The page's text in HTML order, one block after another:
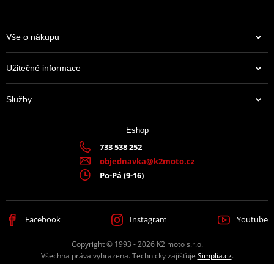
Vše o nákupu
Užitečné informace
Služby
Eshop
733 538 252
objednavka@k2moto.cz
Po-Pá (9-16)
Facebook Instagram Youtube
Copyright © 1993 - 2026 K2 moto s.r.o.
Všechna práva vyhrazena. Technicky zajišťuje Simplia.cz.